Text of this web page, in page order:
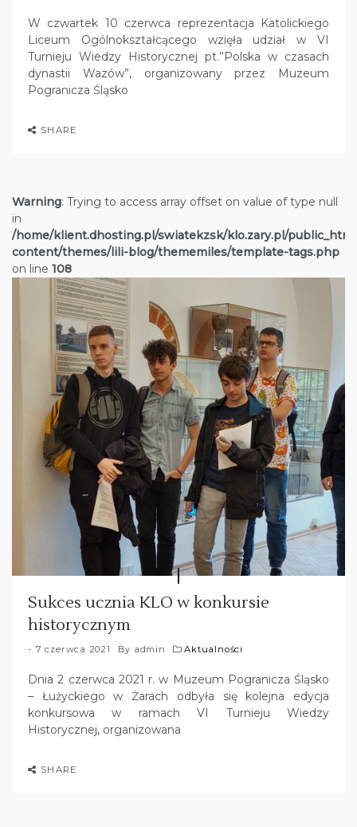
W czwartek 10 czerwca reprezentacja Katolickiego
Liceum Ogólnokształcącego wzięła udział w VI
Turnieju Wiedzy Historycznej pt.”Polska w czasach
dynastii Wazów”, organizowany przez Muzeum
Pogranicza Śląsko
SHARE
Warning: Trying to access array offset on value of type null
in
/home/klient.dhosting.pl/swiatekzsk/klo.zary.pl/
content/themes/lili-blog/thememiles/template-tags.php
on line 108
Sukces ucznia KLO w konkursie
historycznym
7 czerwca 2021 By admin Aktualności
Dnia 2 czerwca 2021 r. w Muzeum Pogranicza Śląsko
– Łużyckiego w Żarach odbyła się kolejna edycja
konkursowa w ramach VI Turnieju Wiedzy
Historycznej, organizowana
SHARE